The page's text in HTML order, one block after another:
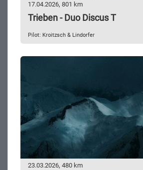
17.04.2026, 801 km
Trieben - Duo Discus T
Pilot: Kroitzsch & Lindorfer
23.03.2026, 480 km